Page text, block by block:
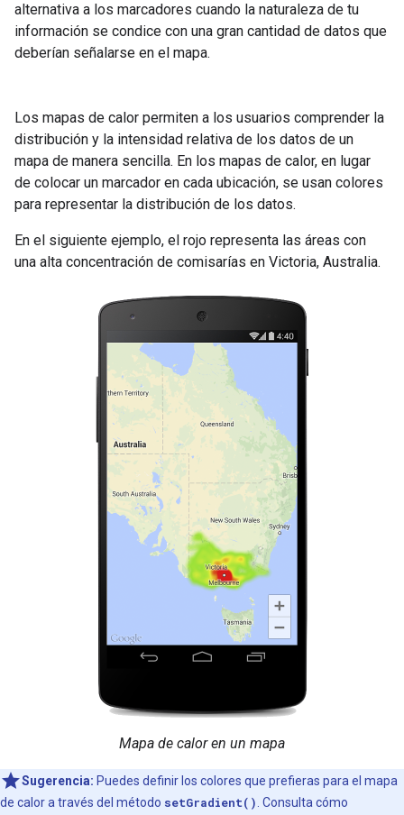
alternativa a los marcadores cuando la naturaleza de tu
información se condice con una gran cantidad de datos que
deberían señalarse en el mapa.
Los mapas de calor permiten a los usuarios comprender la
distribución y la intensidad relativa de los datos de un
mapa de manera sencilla. En los mapas de calor, en lugar
de colocar un marcador en cada ubicación, se usan colores
para representar la distribución de los datos.
En el siguiente ejemplo, el rojo representa las áreas con
una alta concentración de comisarías en Victoria, Australia.
Mapa de calor en un mapa
Sugerencia: Puedes definir los colores que prefieras para el mapa
de calor a través del método setGradient() . Consulta cómo